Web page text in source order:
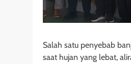
Salah satu penyebab
saat hujan yang lebat,